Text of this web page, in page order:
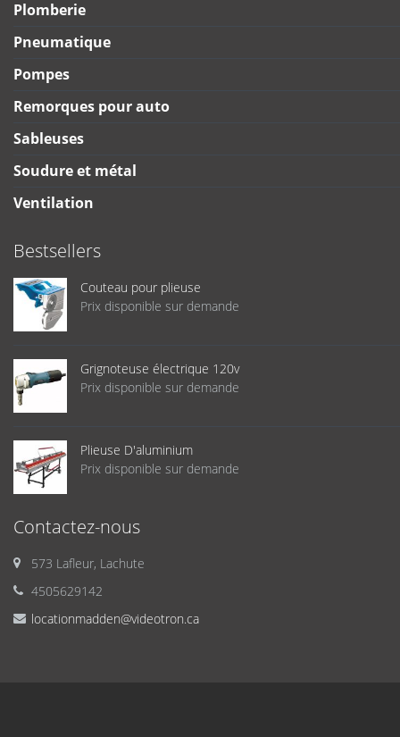
Plomberie
Pneumatique
Pompes
Remorques pour auto
Sableuses
Soudure et métal
Ventilation
Bestsellers
Couteau pour plieuse
Prix disponible sur demande
Grignoteuse électrique 120v
Prix disponible sur demande
Plieuse D'aluminium
Prix disponible sur demande
Contactez-nous
573 Lafleur, Lachute
4505629142
locationmadden@videotron.ca